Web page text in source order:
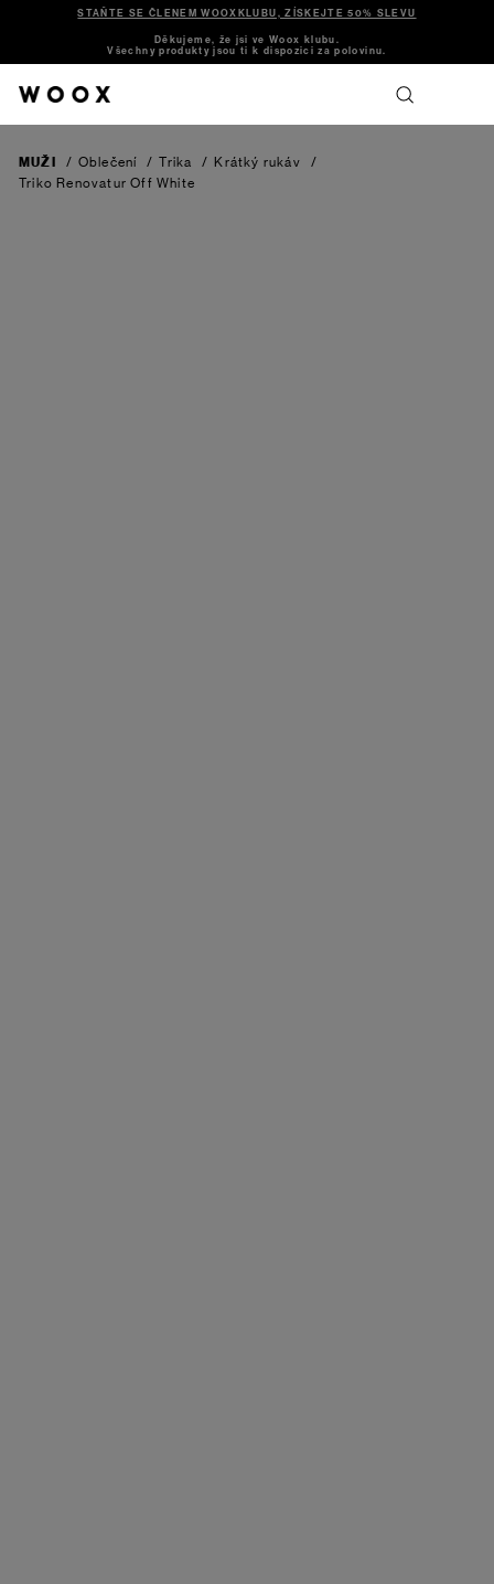
STAŇTE SE ČLENEM WOOXKLUBU, ZÍSKEJTE 50% SLEVU
Děkujeme, že jsi ve Woox klubu.
Všechny produkty jsou ti k dispozici za polovinu.
MUŽI / Oblečení / Trika / Krátký rukáv
/
Triko RenovaturOff White